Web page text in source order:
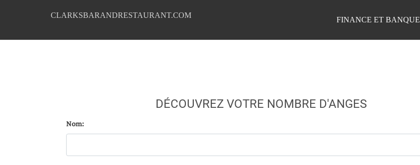
CLARKSBARANDRESTAURANT.COM
FINANCE ET BANQUE
DÉCOUVREZ VOTRE NOMBRE D'ANGES
Nom: